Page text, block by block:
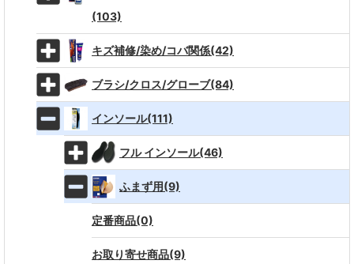
(103)
キズ補修/染め/コバ関係(42)
ブラシ/クロス/グローブ(84)
インソール(111)
フル インソール(46)
ふまず用(9)
定番商品(0)
お取り寄せ商品(9)